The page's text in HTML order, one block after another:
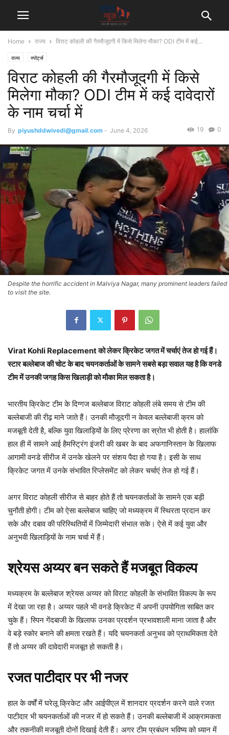
Home राज्य विराट कोहली की गैरमौजूदगी में किसे मिलेगा मौका? ODI टीम में कई...
राज्य स्पोर्ट्स
विराट कोहली की गैरमौजूदगी में किसे
मिलेगा मौका? ODI टीम में कई दावेदारों
के नाम चर्चा में
By piyushddwivedi@gmail.com - June 4, 2026 0
19
Despite the horrific accident in Malviya Nagar, many prominent leaders failed
to visit the site.
Virat Kohli Replacement को लेकर क्रिकेट जगत में चर्चाएं तेज हो गई हैं।
स्टार बल्लेबाज की चोट के बाद चयनकर्ताओं के सामने सबसे बड़ा सवाल यह है कि वनडे
टीम में उनकी जगह किस खिलाड़ी को मौका मिल सकता है।
भारतीय क्रिकेट टीम के दिग्गज बल्लेबाज विराट कोहली लंबे समय से टीम की
बल्लेबाजी की रीढ़ माने जाते हैं। उनकी मौजूदगी न केवल बल्लेबाजी क्रम को
मजबूती देती है, बल्कि युवा खिलाड़ियों के लिए प्रेरणा का स्रोत भी होती है। हालांकि
हाल ही में सामने आई हैमस्ट्रिंग इंजरी की खबर के बाद अफगानिस्तान के खिलाफ
आगामी वनडे सीरीज में उनके खेलने पर संशय पैदा हो गया है। इसी के साथ
क्रिकेट जगत में उनके संभावित रिप्लेसमेंट को लेकर चर्चाएं तेज हो गई हैं।
अगर विराट कोहली सीरीज से बाहर होते हैं तो चयनकर्ताओं के सामने एक बड़ी
चुनौती होगी। टीम को ऐसा बल्लेबाज चाहिए जो मध्यक्रम में स्थिरता प्रदान कर
सके और दबाव की परिस्थितियों में जिम्मेदारी संभाल सके। ऐसे में कई युवा और
अनुभवी खिलाड़ियों के नाम चर्चा में हैं।
श्रेयस अय्यर बन सकते हैं मजबूत विकल्प
मध्यक्रम के बल्लेबाज श्रेयस अय्यर को विराट कोहली के संभावित विकल्प के रूप
में देखा जा रहा है। अय्यर पहले भी वनडे क्रिकेट में अपनी उपयोगिता साबित कर
चुके हैं। स्पिन गेंदबाजी के खिलाफ उनका प्रदर्शन प्रभावशाली माना जाता है और
वे बड़े स्कोर बनाने की क्षमता रखते हैं। यदि चयनकर्ता अनुभव को प्राथमिकता देते
हैं तो अय्यर की दावेदारी मजबूत हो सकती है।
रजत पाटीदार पर भी नजर
हाल के वर्षों में घरेलू क्रिकेट और आईपीएल में शानदार प्रदर्शन करने वाले रजत
पाटीदार भी चयनकर्ताओं की नजर में हो सकते हैं। उनकी बल्लेबाजी में आक्रामकता
और तकनीकी मजबूती दोनों दिखाई देती हैं। अगर टीम प्रबंधन भविष्य को ध्यान में